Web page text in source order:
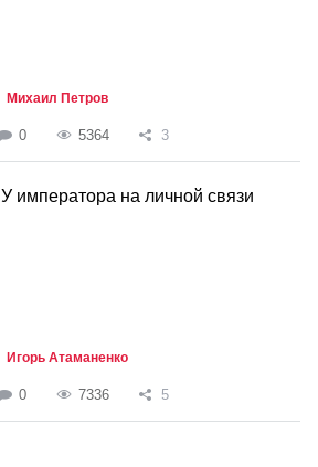
Михаил Петров
0 5364 3
У императора на личной связи
Игорь Атаманенко
0 7336 5